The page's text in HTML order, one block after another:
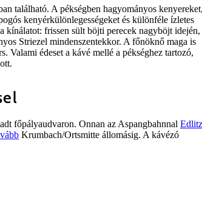
található. A pékségben hagyományos kenyereket,
kenyérkülönlegességeket és különféle ízletes
kínálatot: frissen sült böjti perecek nagyböjt idején,
Striezel mindenszentekkor. A főnöknő maga is
Valami édeset a kávé mellé a pékséghez tartozó,
főpályaudvaron. Onnan az Aspangbahnnal
Krumbach/Ortsmitte állomásig. A kávézó